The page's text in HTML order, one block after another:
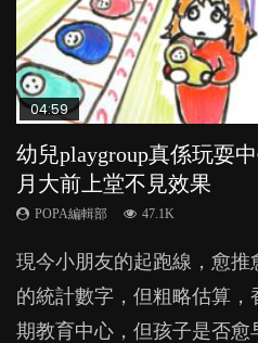
04:59
幼兒playgroup真係玩耍
月大前上堂不見效果
POPA編輯部 47.1K
現今小朋友的起跑線，愈
的統計數字，但粗略估算
期教育中心，但孩子是否
03:39
幼稚園遊戲課 如何刺激
與懲罰？
POPA編輯部 33.1K
由美國學者所創的 tools of
戲方式學習，學術能力和
友優勝，到底這課程有何特
03:02
老公患產後憂鬱症對BB
POPA編輯部 15.9K
鬱，影響日常生活，嚴重的
朋友的念頭。但為何爸爸
覺？...
04:06
全職好？在職好？｜全
力與價值
POPA編輯部 25.8K
許多媽媽心底可能都有一
是在職好。雖說每個家庭
因素，但原來全職和在職媽
04:18
凡事以BB為中心，就係
的身心虛耗
POPA編輯部 31.5K
父母日夜無間、身心俱疲
教養？部份父母更會為了
少出席朋友聚會等等，你